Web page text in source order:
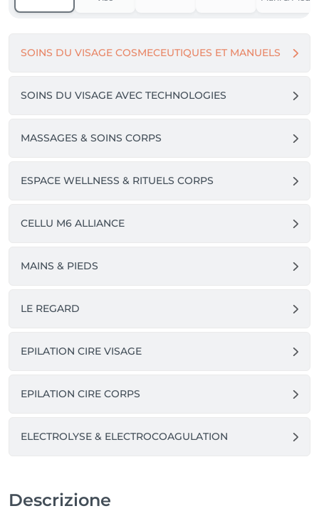
jusqu’à 24h à l’avance
clientes une prise en charge optimale et qualitative.
Au plaisir de vous accueillir prochainement,
SOINS DU VISAGE COSMECEUTIQUES ET MANUELS
SOINS DU VISAGE AVEC TECHNOLOGIES
MASSAGES & SOINS CORPS
ESPACE WELLNESS & RITUELS CORPS
CELLU M6 ALLIANCE
MAINS & PIEDS
LE REGARD
EPILATION CIRE VISAGE
EPILATION CIRE CORPS
ELECTROLYSE & ELECTROCOAGULATION
Descrizione